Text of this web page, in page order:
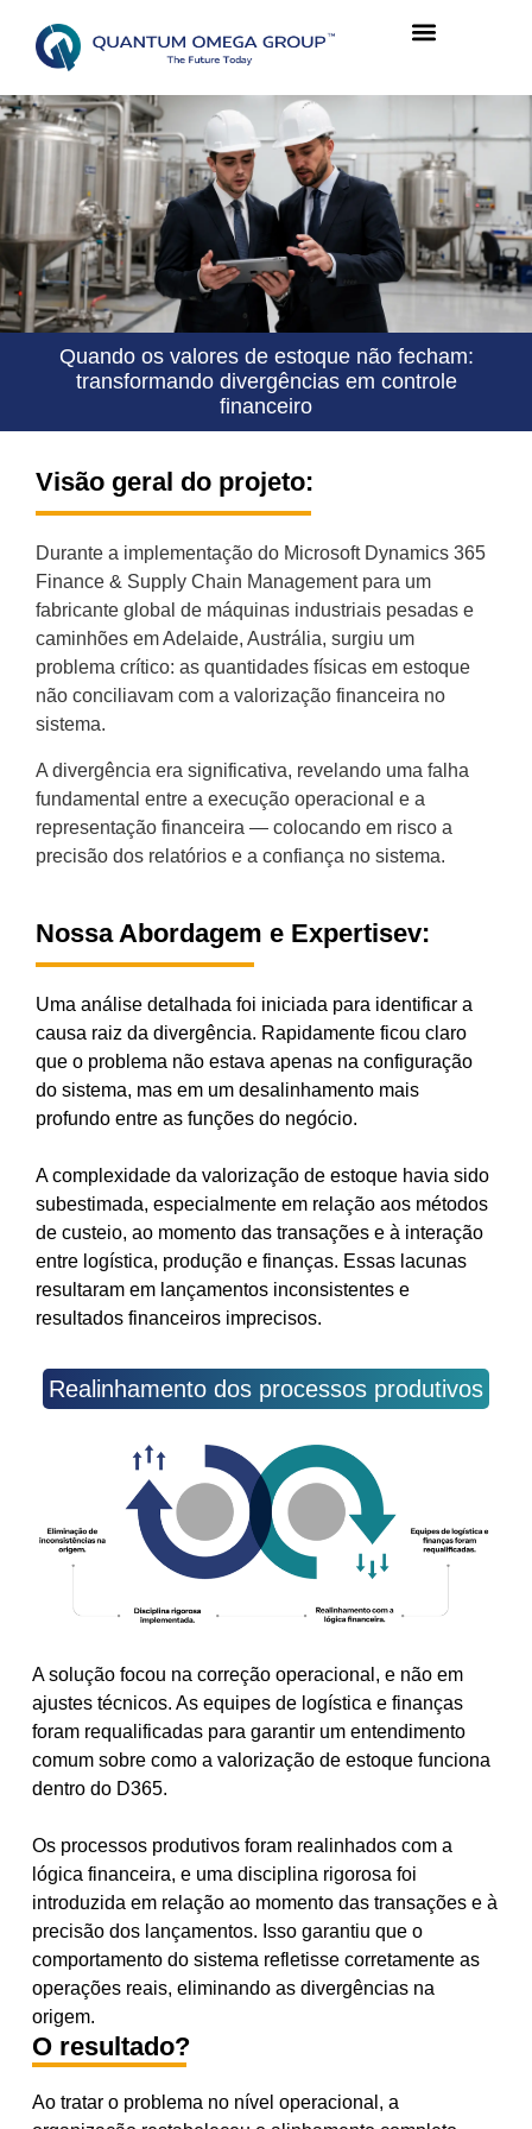
Quando os valores de estoque não fecham:
transformando divergências em controle
financeiro
Visão geral do projeto:
Durante a implementação do Microsoft Dynamics 365
Finance & Supply Chain Management para um
fabricante global de máquinas industriais pesadas e
caminhões em Adelaide, Austrália, surgiu um
problema crítico: as quantidades físicas em estoque
não conciliavam com a valorização financeira no
sistema.
A divergência era significativa, revelando uma falha
fundamental entre a execução operacional e a
representação financeira — colocando em risco a
precisão dos relatórios e a confiança no sistema.
Nossa Abordagem e Expertisev:
Uma análise detalhada foi iniciada para identificar a
causa raiz da divergência. Rapidamente ficou claro
que o problema não estava apenas na configuração
do sistema, mas em um desalinhamento mais
profundo entre as funções do negócio.
A complexidade da valorização de estoque havia sido
subestimada, especialmente em relação aos métodos
de custeio, ao momento das transações e à interação
entre logística, produção e finanças. Essas lacunas
resultaram em lançamentos inconsistentes e
resultados financeiros imprecisos.
Realinhamento dos processos produtivos
A solução focou na correção operacional, e não em
ajustes técnicos. As equipes de logística e finanças
foram requalificadas para garantir um entendimento
comum sobre como a valorização de estoque funciona
dentro do D365.
Os processos produtivos foram realinhados com a
lógica financeira, e uma disciplina rigorosa foi
introduzida em relação ao momento das transações e à
precisão dos lançamentos. Isso garantiu que o
comportamento do sistema refletisse corretamente as
operações reais, eliminando as divergências na
origem.
O resultado?
Ao tratar o problema no nível operacional, a